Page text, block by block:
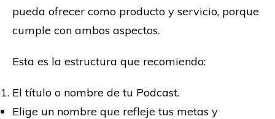
pueda ofrecer como producto y servicio, porque
cumple con ambos aspectos.
Esta es la estructura que recomiendo:
El título o nombre de tu Podcast.
Elige un nombre que refleje tus metas y